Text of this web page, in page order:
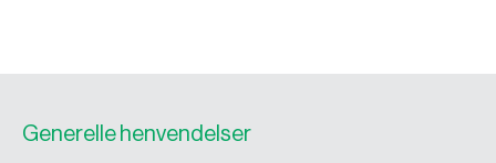
Generelle henvendelser